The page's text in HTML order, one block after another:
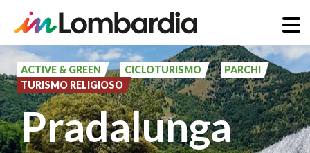
Salta
al
contenuto
principale
ACTIVE & GREEN CICLOTURISMO
PARCHI
TURISMO RELIGIOSO
Pradalunga